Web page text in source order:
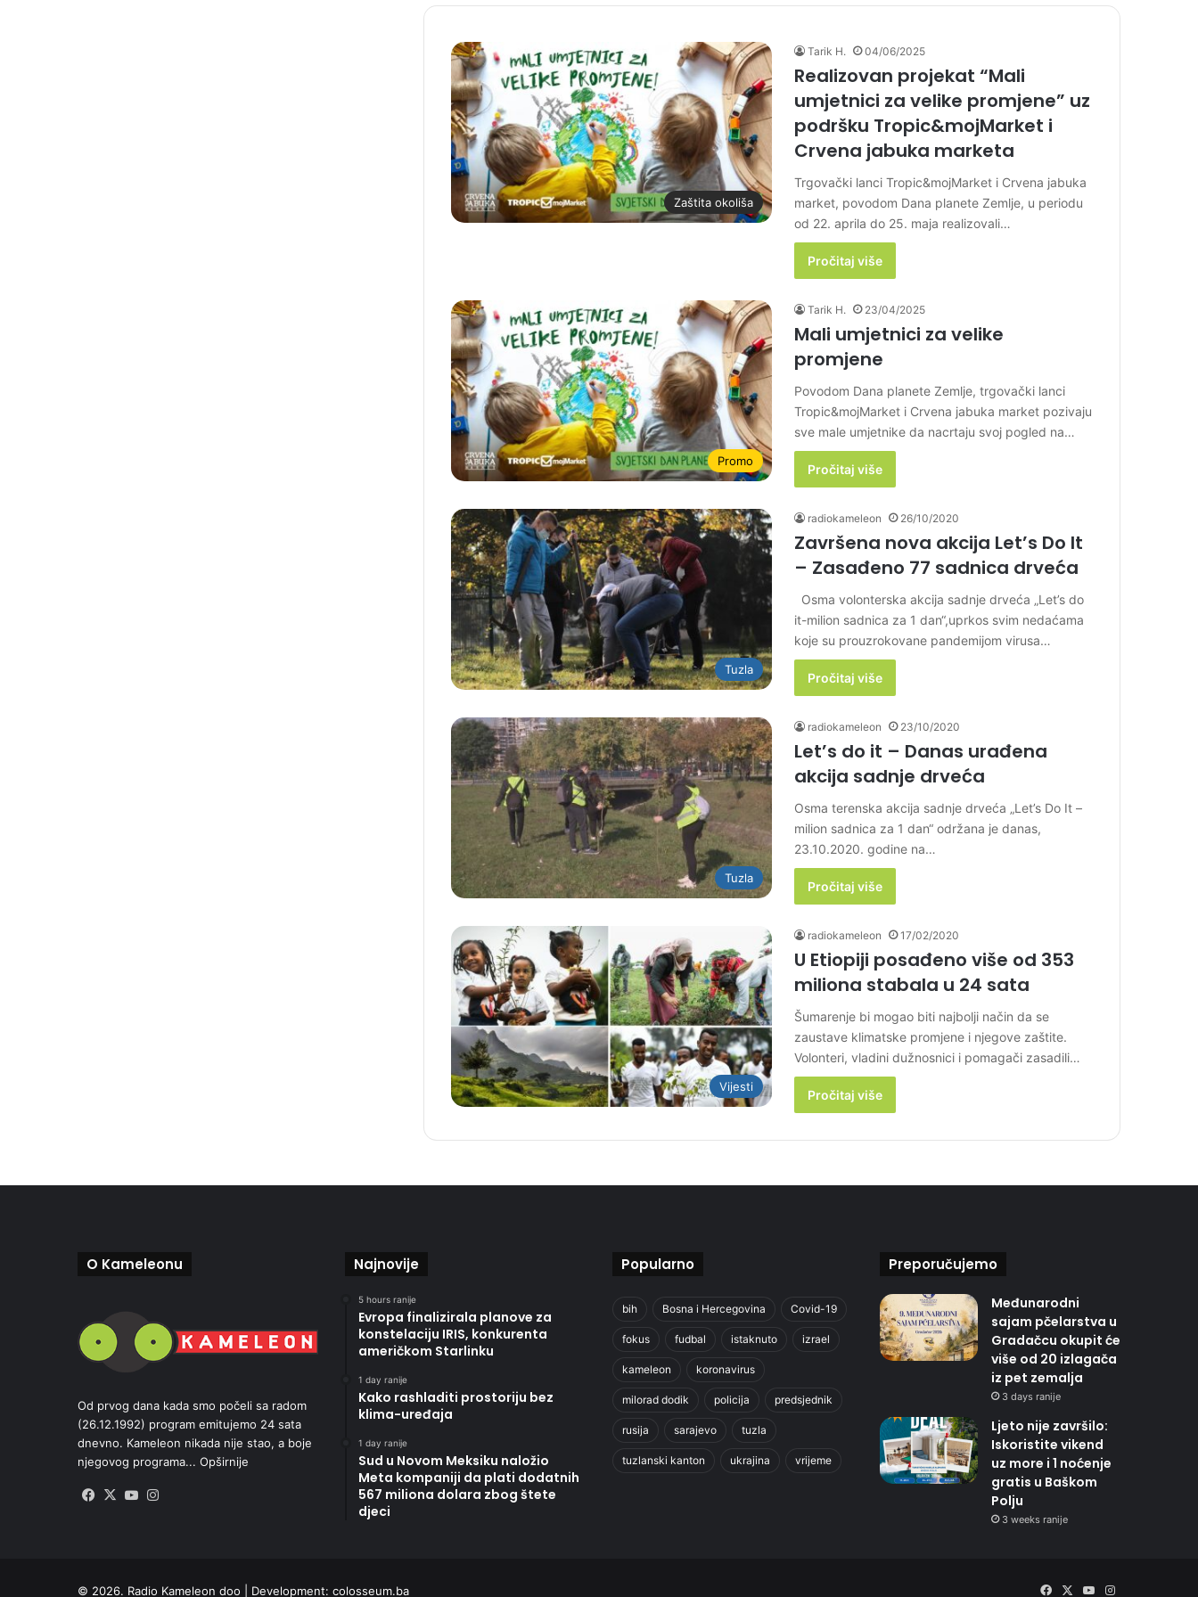
Zaštita okoliša
Tarik H. 04/06/2025
Realizovan projekat “Mali
umjetnici za velike promjene” uz
podršku Tropic&mojMarket i
Crvena jabuka marketa
Trgovački lanci Tropic&mojMarket i Crvena jabuka
market, povodom Dana planete Zemlje, u periodu
od 22. aprila do 25. maja realizovali…
Pročitaj više
Promo
Tarik H. 23/04/2025
Mali umjetnici za velike
promjene
Povodom Dana planete Zemlje, trgovački lanci
Tropic&mojMarket i Crvena jabuka market pozivaju
sve male umjetnike da nacrtaju svoj pogled na…
Pročitaj više
Tuzla
radiokameleon 26/10/2020
Završena nova akcija Let’s Do It
– Zasađeno 77 sadnica drveća
Osma volonterska akcija sadnje drveća „Let’s do
it-milion sadnica za 1 dan“,uprkos svim nedaćama
koje su prouzrokovane pandemijom virusa…
Pročitaj više
Tuzla
radiokameleon 23/10/2020
Let’s do it – Danas urađena
akcija sadnje drveća
Osma terenska akcija sadnje drveća „Let’s Do It –
milion sadnica za 1 dan“ održana je danas,
23.10.2020. godine na…
Pročitaj više
Vijesti
radiokameleon 17/02/2020
U Etiopiji posađeno više od 353
miliona stabala u 24 sata
Šumarenje bi mogao biti najbolji način da se
zaustave klimatske promjene i njegove zaštite.
Volonteri, vladini dužnosnici i pomagači zasadili…
Pročitaj više
O Kameleonu
Od prvog dana kada smo počeli sa radom
(26.12.1992) program emitujemo 24 sata
dnevno. Kameleon nikada nije stao, a boje
njegovog programa... Opširnije
Facebook
X YouTube
Najnovije
5 hours ranije
Evropa finalizirala planove za
konstelaciju IRIS, konkurenta
američkom Starlinku
1 day ranije
Kako rashladiti prostoriju bez
klima-uređaja
1 day ranije
Sud u Novom Meksiku naložio
Meta kompaniji da plati dodatnih
567 miliona dolara zbog štete
djeci
Popularno
bih Bosna i Hercegovina Covid-19
fokus fudbal istaknuto izrael
kameleon koronavirus
milorad dodik policija predsjednik
rusija sarajevo tuzla
tuzlanski kanton ukrajina vrijeme
Preporučujemo
Međunarodni
sajam pčelarstva u
Gradačcu okupit će
više od 20 izlagača
iz pet zemalja
3 days ranije
Ljeto nije završilo:
Iskoristite vikend
uz more i 1 noćenje
gratis u Baškom
Polju
3 weeks ranije
© 2026. Radio Kameleon doo | Development: colosseum.ba FacebookYouTubeInstagram